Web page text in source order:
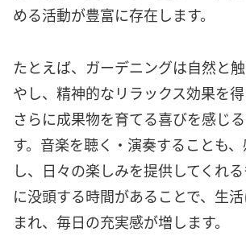
める活動が豊富に存在します。
たとえば、ガーデニングは自然と
やし、精神的なリラックス効果を得
さらに成果物を育てる喜びを感じ
す。音楽を聴く・演奏することも
し、日々の楽しみを提供してくれ
に没頭する時間があることで、生
まれ、毎日の充実感が増します。